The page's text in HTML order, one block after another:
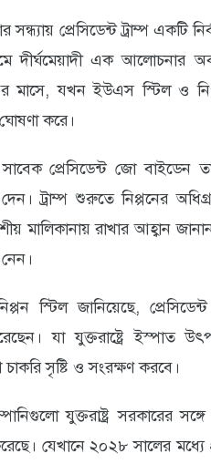
প্রেসিডেন্ট ট্রাম্প একটি
দীর্ঘমেয়াদী এক আলোচনার
মাসে, যখন ইউএস স্টিল ও
করে।
সাবেক প্রেসিডেন্ট জো বাইডেন
ট্রাম্প শুরুতে নিপ্পনের
মালিকানায় রাখার আহ্বান
জানিয়েছে, প্রেসিডেন্ট
যা যুক্তরাষ্ট্রে ইস্পাত
সৃষ্টি ও সংরক্ষণ করবে।
যুক্তরাষ্ট্র সরকারের
যেখানে ২০২৮ সালের মধ্যে